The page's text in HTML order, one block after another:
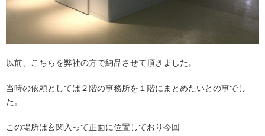
以前、こちらを弊社の方で納品させて頂きました。
当時の依頼としては２階の事務所を１階にまとめたいとの事でし
た。
この場所は玄関入って正面に位置しており今回